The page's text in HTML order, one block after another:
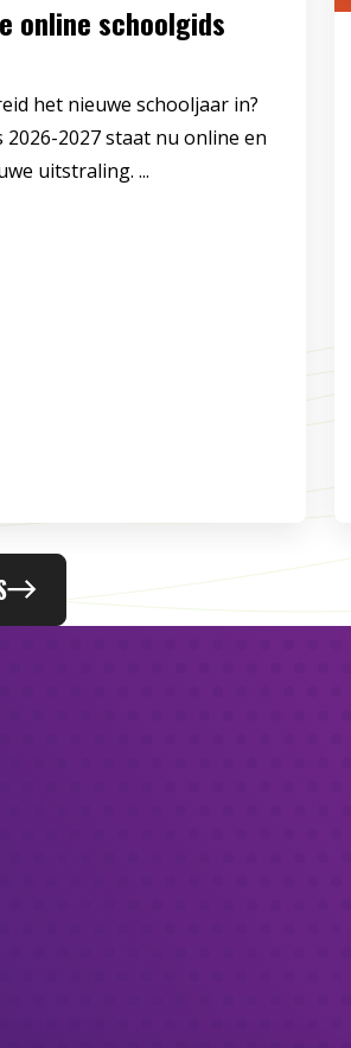
online schoolgids
het nieuwe schooljaar in?
2026-2027 staat nu online en
uitstraling. ...